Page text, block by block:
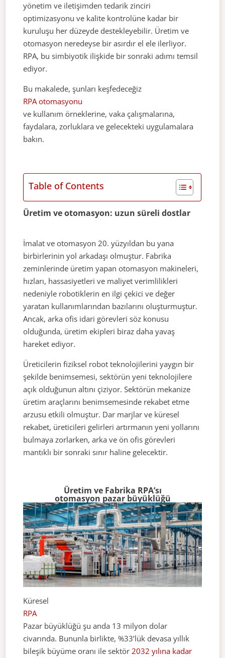
yönetim ve iletişimden tedarik zinciri
optimizasyonu ve kalite kontrolüne kadar bir
kuruluşu her düzeyde destekleyebilir. Üretim ve
otomasyon neredeyse bir asırdır el ele ilerliyor.
RPA, bu simbiyotik ilişkide bir sonraki adımı temsil
ediyor.
Bu makalede, şunları keşfedeceğiz
RPA otomasyonu
ve kullanım örneklerine, vaka çalışmalarına,
faydalara, zorluklara ve gelecekteki uygulamalara
bakın.
Table of Contents
Üretim ve otomasyon: uzun süreli dostlar
İmalat ve otomasyon 20. yüzyıldan bu yana
birbirlerinin yol arkadaşı olmuştur. Fabrika
zeminlerinde üretim yapan otomasyon makineleri,
hızları, hassasiyetleri ve maliyet verimlilikleri
nedeniyle robotiklerin en ilgi çekici ve değer
yaratan kullanımlarından bazılarını oluşturmuştur.
Ancak, arka ofis idari görevleri söz konusu
olduğunda, üretim ekipleri biraz daha yavaş
hareket ediyor.
Üreticilerin fiziksel robot teknolojilerini yaygın bir
şekilde benimsemesi, sektörün yeni teknolojilere
açık olduğunun altını çiziyor. Sektörün mekanize
üretim araçlarını benimsemesinde rekabet etme
arzusu etkili olmuştur. Dar marjlar ve küresel
rekabet, üreticileri gelirleri artırmanın yeni yollarını
bulmaya zorlarken, arka ve ön ofis görevleri
mantıklı bir sonraki sınır haline gelecektir.
Üretim ve Fabrika RPA’sı
otomasyon pazar büyüklüğü
Küresel
RPA
Pazar büyüklüğü şu anda 13 milyon dolar
civarında. Bununla birlikte, %33’lük devasa yıllık
bileşik büyüme oranı ile sektör2032 yılına kadar